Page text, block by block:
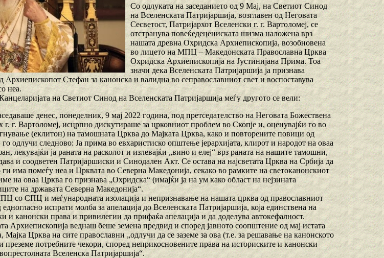
Со одлуката на заседанието од 9 Мај, на Светиот Синод
на Вселенската Патријаршија, возглавен од Неговата
Сесветост, Патријархот Вселенски г. г. Вартоломеј, се
отстранува повеќедецениската шизма наложена врз
нашата древна Охридска Архиепископија, возобновена
во лицето на МПЦ – Македонската Православна Црква
Охридска Архиепископија на Јустинијана Прима. Тоа
значи дека Вселенската Патријаршија ја признава
Архиепископот Стефан за канонска и валидна во сеправославниот свет и воспоставува
неа.
на Светиот Синод на Вселенската Патријаршија меѓу другото се вели:
денес, понеделник, 9 мај 2022 година, под претседателство на Неговата Божествена
г. г. Вартоломеј, исцрпно дискутираше за црковниот проблем во Скопје и, оценувајќи го во
(еклитон) на тамошната Црква до Мајката Црква, како и повторените повици од
одлучи следново: Ја прима во евхаристиско општење јерархијата, клирот и народот на оваа
лекувајќи ја раната на расколот и излевајќи „вино и елеј“ врз раната на нашите тамошни,
и соодветен Патријаршиски и Синодален Акт. Се остава на најсветата Црква на Србија да
има помеѓу неа и Црквата во Северна Македонија, секако во рамките на светоканонскиот
на оваа Црква го признава „Охридска“ (имајќи ја на ум како област на нејзината
на државата Северна Македонија“.
со СПЦ и меѓународната изолација и непризнавање на нашата црква од православниот
испрати молба за апелација до Вселенската Патријаршија, која единствена на
и канонски права и привилегии да прифаќа апелација и да доделува автокефалност.
Архиепископија веднаш беше земена предвид и според јавното соопштение од мај истата
Мајка Црква на сите православни „одлучи да се заземе за ова (т.е. за решавање на канонското
потребните чекори, според неприкосновените права на историските и канонски
Вселенска Патријаршија“.